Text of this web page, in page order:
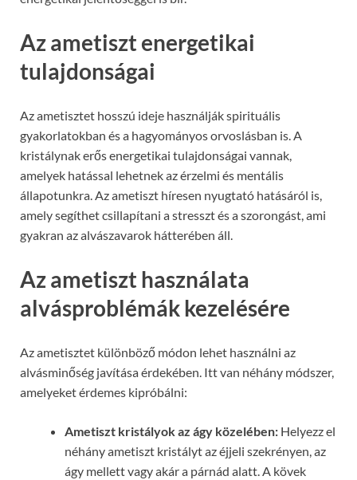
Az ametiszt energetikai
tulajdonságai
Az ametisztet hosszú ideje használják spirituális
gyakorlatokban és a hagyományos orvoslásban is. A
kristálynak erős energetikai tulajdonságai vannak,
amelyek hatással lehetnek az érzelmi és mentális
állapotunkra. Az ametiszt híresen nyugtató hatásáról is,
amely segíthet csillapítani a stresszt és a szorongást, ami
gyakran az alvászavarok hátterében áll.
Az ametiszt használata
alvásproblémák kezelésére
Az ametisztet különböző módon lehet használni az
alvásminőség javítása érdekében. Itt van néhány módszer,
amelyeket érdemes kipróbálni:
Ametiszt kristályok az ágy közelében: Helyezz el
néhány ametiszt kristályt az éjjeli szekrényen, az
ágy mellett vagy akár a párnád alatt. A kövek